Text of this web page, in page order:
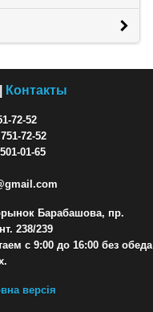
Контакты
72-52
72-52
01-65
Барабашова, пр.
238/239
с 9:00 до 16:00 без обеда
версія